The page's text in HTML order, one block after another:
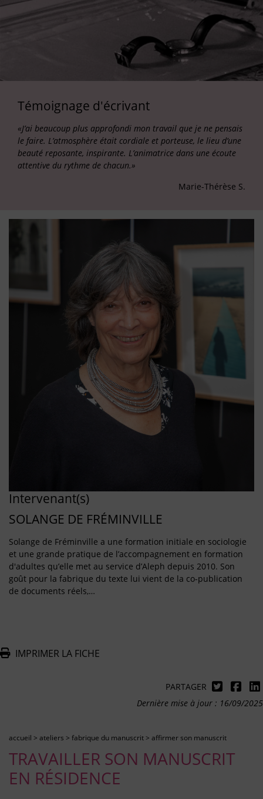
Témoignage d'écrivant
«J’ai beaucoup plus approfondi mon travail que je ne pensais
le faire. L’atmosphère était cordiale et porteuse, le lieu d’une
beauté reposante, inspirante. L’animatrice dans une écoute
attentive du rythme de chacun.»
Marie-Thérèse S.
Intervenant(s)
SOLANGE DE FRÉMINVILLE
Solange de Fréminville a une formation initiale en sociologie
et une grande pratique de l’accompagnement en formation
d'adultes qu’elle met au service d’Aleph depuis 2010. Son
goût pour la fabrique du texte lui vient de la co-publication
de documents réels,…
IMPRIMER LA FICHE
PARTAGER
Dernière mise à jour : 16/09/2025
accueil > ateliers > fabrique du manuscrit> affirmer son manuscrit
TRAVAILLER SON MANUSCRIT
EN RÉSIDENCE